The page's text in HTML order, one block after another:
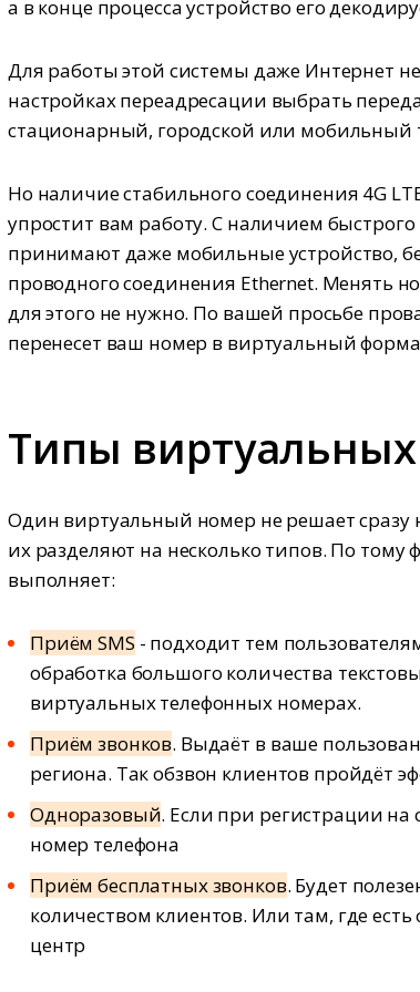
а в конце процесса устройство его
Для работы этой системы даже Интернет
настройках переадресации выбрать
стационарный, городской или мобильный
Но наличие стабильного соединения 4G
упростит вам работу. С наличием
принимают даже мобильные устройство,
проводного соединения Ethernet. Менять
для этого не нужно. По вашей просьбе
перенесет ваш номер в виртуальный
Типы
Один виртуальный номер не решает сразу
их разделяют на несколько типов. По тому
выполняет:
Приём SMS - подходит тем
обработка большого количества
виртуальных телефонных номерах.
Приём звонков. Выдаёт в ваше
региона. Так обзвон клиентов пройдёт
Одноразовый. Если при регистрации на
номер телефона
Приём бесплатных звонков. Будет
количеством клиентов. Или там, где
центр